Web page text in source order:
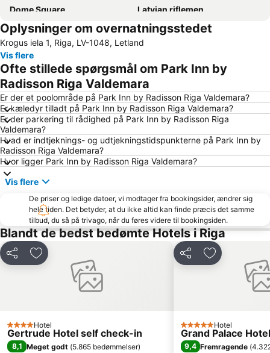
Dome Square
Latvian riflemen
Rīgas pasažieru termināls
Jurmala beach Majori
Kurzemes rajons
Mūkupurvs
Vecāķi
Oplysninger om overnatningsstedet
Krogus iela 1, Riga, LV-1048, Letland
Vis flere
Ofte stillede spørgsmål om Park Inn by
Radisson Riga Valdemara
Er der et poolområde på Park Inn by Radisson Riga Valdemara?
Er kæledyr tilladt på Park Inn by Radisson Riga Valdemara?
Er der parkering til rådighed på Park Inn by Radisson Riga
Valdemara?
Hvad er indtjeknings- og udtjekningstidspunkterne på Park Inn by
Radisson Riga Valdemara?
Hvor ligger Park Inn by Radisson Riga Valdemara?
Vis flere
De priser og ledige datoer, vi modtager fra bookingsider, ændrer sig
hele tiden. Det betyder, at du ikke altid kan finde præcis det samme
tilbud, du så på trivago, når du føres videre til bookingsiden.
Blandt de bedst bedømte Hotels i Riga
Del Føj til favoritter
4 Stjerner
Hotel
Gertrude Hotel self check-in
8,1 Meget godt (5.865 bedømmelser)
Del Føj til
5 StjernerHotel
Grand Palace Hotel
9,4 Fremragende (